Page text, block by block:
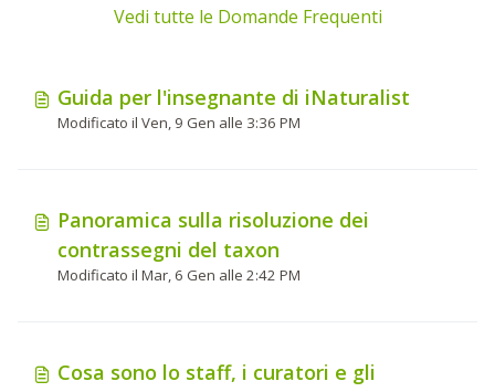
Vedi tutte le Domande Frequenti
Guida per l'insegnante di iNaturalist
Modificato il Ven, 9 Gen alle 3:36 PM
Panoramica sulla risoluzione dei
contrassegni del taxon
Modificato il Mar, 6 Gen alle 2:42 PM
Cosa sono lo staff, i curatori e gli